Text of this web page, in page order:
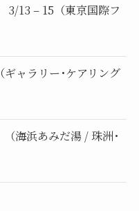
3/13 – 15（東京国際フ
ギャラリー･ケアリング
海浜あみだ湯 / 珠洲･